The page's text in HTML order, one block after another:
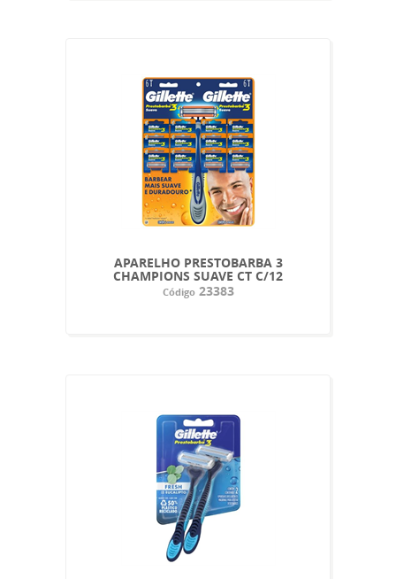
APARELHO PRESTOBARBA 3
CHAMPIONS SUAVE CT C/12
Código23383